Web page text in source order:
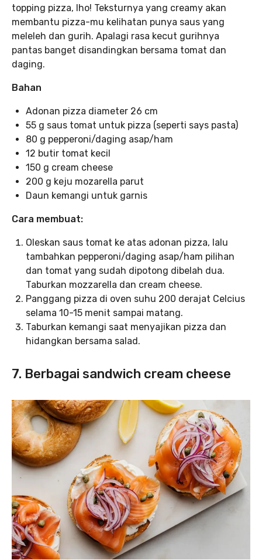
topping pizza, lho! Teksturnya yang creamy akan
membantu pizza-mu kelihatan punya saus yang
meleleh dan gurih. Apalagi rasa kecut gurihnya
pantas banget disandingkan bersama tomat dan
daging.
Bahan
Adonan pizza diameter 26 cm
55 g saus tomat untuk pizza (seperti says pasta)
80 g pepperoni/daging asap/ham
12 butir tomat kecil
150 g cream cheese
200 g keju mozarella parut
Daun kemangi untuk garnis
Cara membuat:
Oleskan saus tomat ke atas adonan pizza, lalu
tambahkan pepperoni/daging asap/ham pilihan
dan tomat yang sudah dipotong dibelah dua.
Taburkan mozzarella dan cream cheese.
Panggang pizza di oven suhu 200 derajat Celcius
selama 10-15 menit sampai matang.
Taburkan kemangi saat menyajikan pizza dan
hidangkan bersama salad.
7. Berbagai sandwich cream cheese